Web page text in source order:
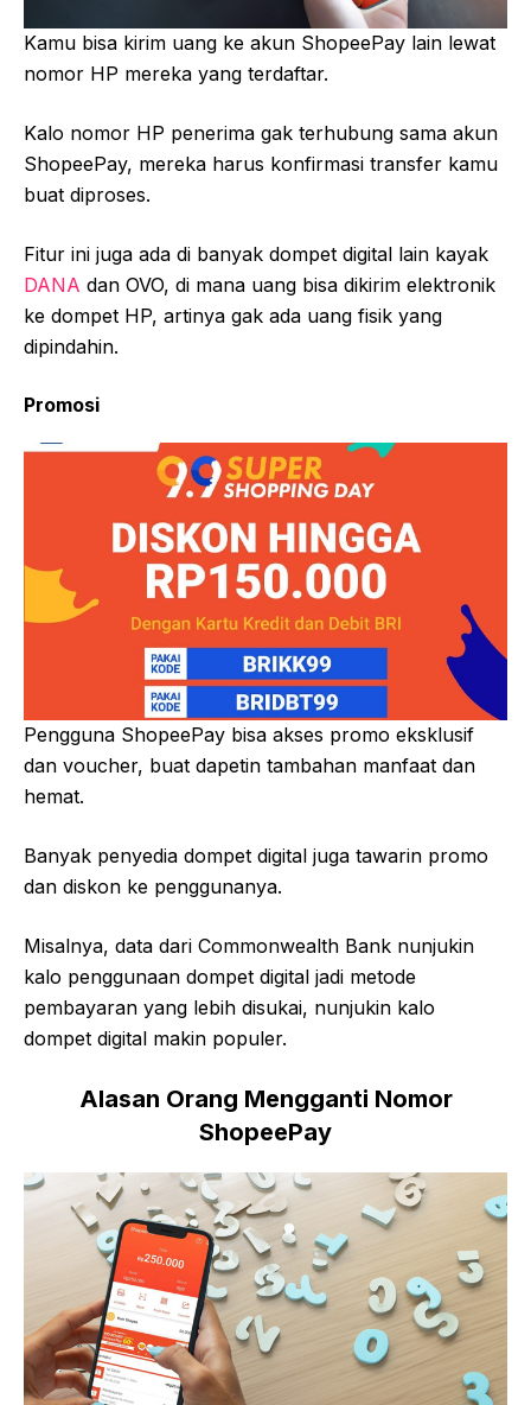
Kamu bisa kirim uang ke akun ShopeePay lain lewat
nomor HP mereka yang terdaftar.
Kalo nomor HP penerima gak terhubung sama akun
ShopeePay, mereka harus konfirmasi transfer kamu
buat diproses.
Fitur ini juga ada di banyak dompet digital lain kayak
DANA dan OVO, di mana uang bisa dikirim elektronik
ke dompet HP, artinya gak ada uang fisik yang
dipindahin.
Promosi
Pengguna ShopeePay bisa akses promo eksklusif
dan voucher, buat dapetin tambahan manfaat dan
hemat.
Banyak penyedia dompet digital juga tawarin promo
dan diskon ke penggunanya.
Misalnya, data dari Commonwealth Bank nunjukin
kalo penggunaan dompet digital jadi metode
pembayaran yang lebih disukai, nunjukin kalo
dompet digital makin populer.
Alasan Orang Mengganti Nomor
ShopeePay